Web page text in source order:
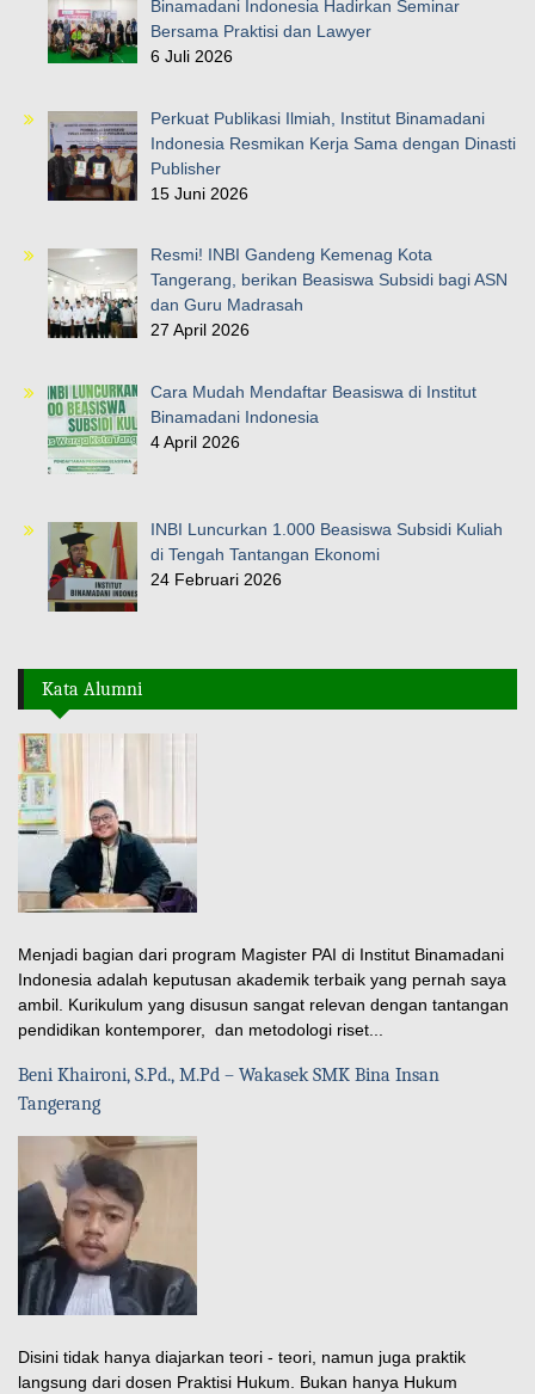
Binamadani Indonesia Hadirkan Seminar
Bersama Praktisi dan Lawyer
6 Juli 2026
Perkuat Publikasi Ilmiah, Institut Binamadani
Indonesia Resmikan Kerja Sama dengan Dinasti
Publisher
15 Juni 2026
Resmi! INBI Gandeng Kemenag Kota
Tangerang, berikan Beasiswa Subsidi bagi ASN
dan Guru Madrasah
27 April 2026
Cara Mudah Mendaftar Beasiswa di Institut
Binamadani Indonesia
4 April 2026
INBI Luncurkan 1.000 Beasiswa Subsidi Kuliah
di Tengah Tantangan Ekonomi
24 Februari 2026
Kata Alumni
Menjadi bagian dari program Magister PAI di Institut Binamadani
Indonesia adalah keputusan akademik terbaik yang pernah saya
ambil. Kurikulum yang disusun sangat relevan dengan tantangan
pendidikan kontemporer, dan metodologi riset...
Beni Khaironi, S.Pd., M.Pd – Wakasek SMK Bina Insan
Tangerang
Disini tidak hanya diajarkan teori - teori, namun juga praktik
langsung dari dosen Praktisi Hukum. Bukan hanya Hukum